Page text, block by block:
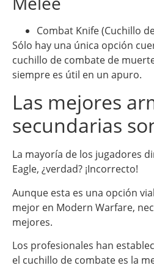
Combat Knife (Cuchillo
Sólo hay una única opción
cuchillo de combate de
siempre es útil en un apuro.
Las mejores
secundarias
La mayoría de los jugadores
Eagle, ¿verdad? ¡Incorrecto!
Aunque esta es una opción
mejor en Modern Warfare,
mejores.
Los profesionales han
el cuchillo de combate es la